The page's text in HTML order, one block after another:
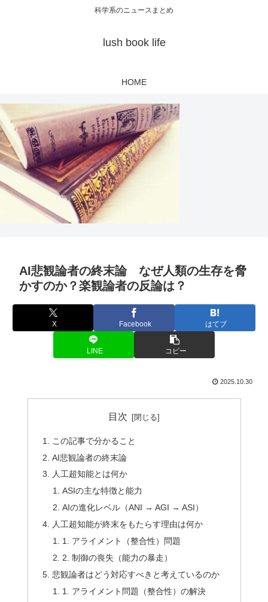
科学系のニュースまとめ
lush book life
HOME
AI悲観論者の終末論 なぜ人類の生存を脅
かすのか？楽観論者の反論は？
X Facebook はてブ
LINE コピー
2025.10.30
目次
この記事で分かること
AI悲観論者の終末論
人工超知能とは何か
ASIの主な特徴と能力
AIの進化レベル（ANI → AGI → ASI）
人工超知能が終末をもたらす理由は何か
1. アライメント（整合性）問題
2. 制御の喪失（能力の暴走）
悲観論者はどう対応すべきと考えているのか
1. アライメント問題（整合性）の解決